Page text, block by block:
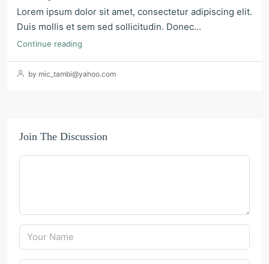
Lorem ipsum dolor sit amet, consectetur adipiscing elit.
Duis mollis et sem sed sollicitudin. Donec...
Continue reading
by mic_tambi@yahoo.com
Join The Discussion